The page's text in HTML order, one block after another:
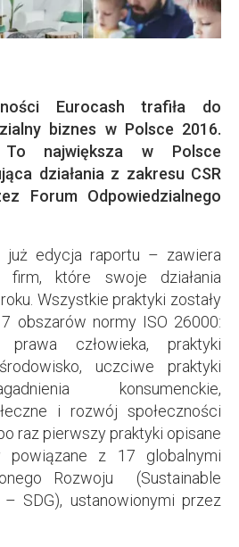
Eurocash trafiła do
biznes w Polsce 2016.
To największa w Polsce
działania z zakresu CSR
Forum Odpowiedzialnego
już edycja raportu – zawiera
które swoje działania
Wszystkie praktyki zostały
obszarów normy ISO 26000:
prawa człowieka, praktyki
uczciwe praktyki
konsumenckie,
i rozwój społeczności
raz pierwszy praktyki opisane
powiązane z 17 globalnymi
Rozwoju (Sustainable
SDG), ustanowionymi przez